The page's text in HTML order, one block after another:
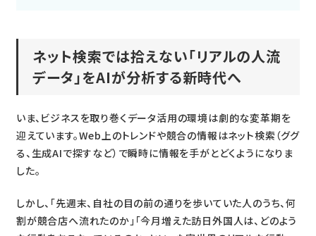
ネット検索では拾えない「リアルの人流
データ」をAIが分析する新時代へ
いま、ビジネスを取り巻くデータ活用の環境は劇的な変革期を
迎えています。Web上のトレンドや競合の情報はネット検索（ググ
る、生成AIで探すなど）で瞬時に情報を手がとどくようになりま
した。
しかし、「先週末、自社の目の前の通りを歩いていた人のうち、何
割が競合店へ流れたのか」「今月増えた訪日外国人は、どのよう